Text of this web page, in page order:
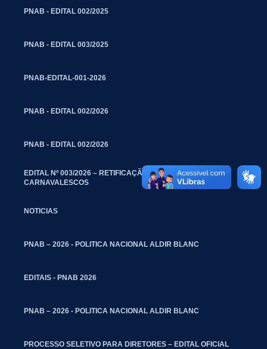
PNAB - EDITAL 002/2025
PNAB - EDITAL 003/2025
PNAB-EDITAL-001-2026
PNAB - EDITAL 002/2026
PNAB - EDITAL 002/2026
EDITAL Nº 003/2026 – RETIFICAÇÃO – BLOCOS
CARNAVALESCOS
NOTICIAS
PNAB – 2026 - POLITICA NACIONAL ALDIR BLANC
EDITAIS - PNAB 2026
PNAB – 2026 - POLITICA NACIONAL ALDIR BLANC
PROCESSO SELETIVO PARA DIRETORES – EDITAL OFICIAL